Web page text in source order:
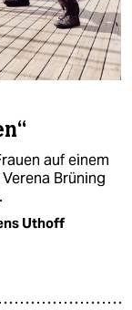
auf einem
Brüning
Uthoff